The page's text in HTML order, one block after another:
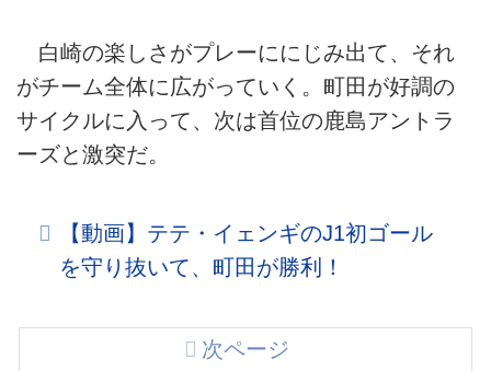
白崎の楽しさがプレーににじみ出て、それ
がチーム全体に広がっていく。町田が好調の
サイクルに入って、次は首位の鹿島アントラ
ーズと激突だ。
【動画】テテ・イェンギのJ1初ゴール
を守り抜いて、町田が勝利！
次ページ